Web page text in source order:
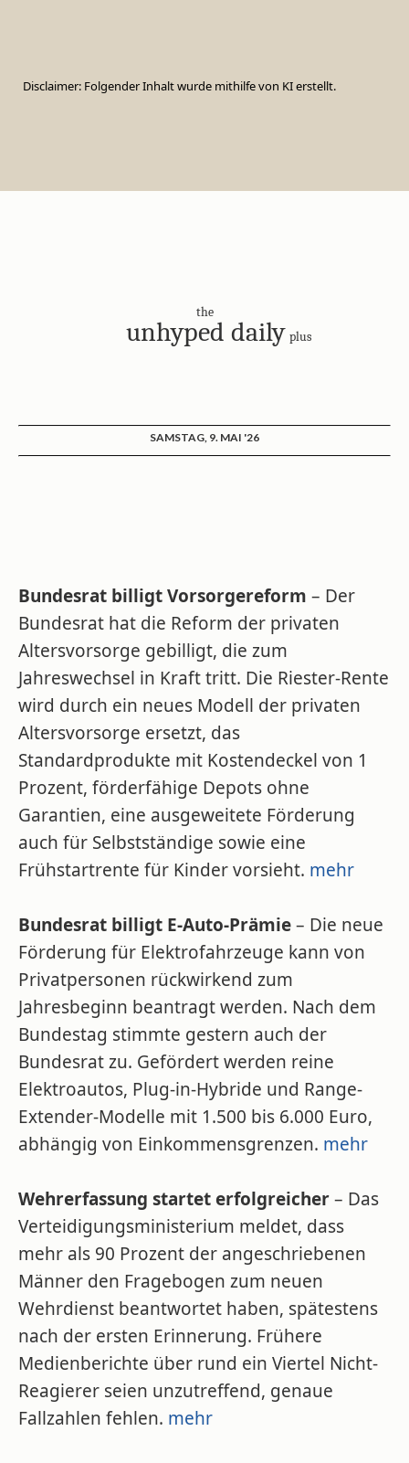
Disclaimer: Folgender Inhalt wurde mithilfe von KI erstellt.
the
unhyped daily plus
SAMSTAG, 9. MAI '26
Bundesrat billigt Vorsorgereform – Der
Bundesrat hat die Reform der privaten
Altersvorsorge gebilligt, die zum
Jahreswechsel in Kraft tritt. Die Riester-Rente
wird durch ein neues Modell der privaten
Altersvorsorge ersetzt, das
Standardprodukte mit Kostendeckel von 1
Prozent, förderfähige Depots ohne
Garantien, eine ausgeweitete Förderung
auch für Selbstständige sowie eine
Frühstartrente für Kinder vorsieht. mehr
Bundesrat billigt E-Auto-Prämie– Die neue
Förderung für Elektrofahrzeuge kann von
Privatpersonen rückwirkend zum
Jahresbeginn beantragt werden. Nach dem
Bundestag stimmte gestern auch der
Bundesrat zu. Gefördert werden reine
Elektroautos, Plug-in-Hybride und Range-
Extender-Modelle mit 1.500 bis 6.000 Euro,
abhängig von Einkommensgrenzen. mehr
Wehrerfassung startet erfolgreicher– Das
Verteidigungsministerium meldet, dass
mehr als 90 Prozent der angeschriebenen
Männer den Fragebogen zum neuen
Wehrdienst beantwortet haben, spätestens
nach der ersten Erinnerung. Frühere
Medienberichte über rund ein Viertel Nicht-
Reagierer seien unzutreffend, genaue
Fallzahlen fehlen. mehr